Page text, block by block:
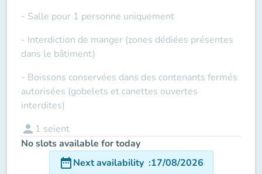
- Salle pour 1 personne uniquement
- Interdiction de manger (zones dédiées présentes
dans le bâtiment)
- Boissons conservées dans des contenants fermés
autorisées (gobelets et canettes ouvertes
interdites)
person 1 seient
No slots available for today
date_rangeNext availability :17/08/2026